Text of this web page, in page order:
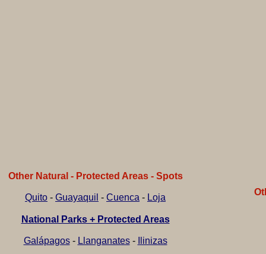
Other Natural - Protected Areas - Spots
Quito - Guayaquil - Cuenca - Loja
National Parks + Protected Areas
Galápagos- Llanganates- Ilinizas